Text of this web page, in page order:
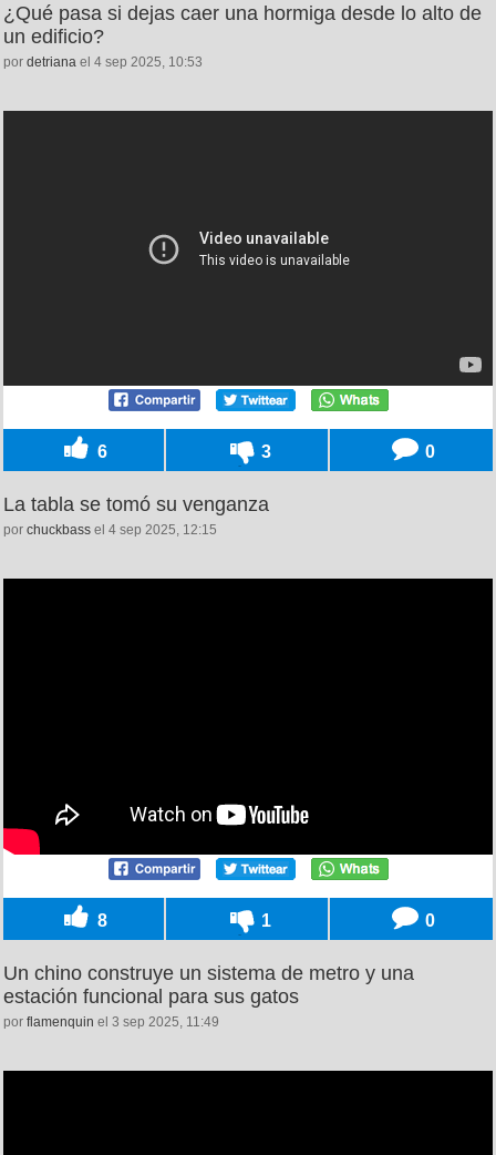
¿Qué pasa si dejas caer una hormiga desde lo alto de
un edificio?
por detriana el 4 sep 2025, 10:53
6 3 0
La tabla se tomó su venganza
por chuckbass el 4 sep 2025, 12:15
8 1 0
Un chino construye un sistema de metro y una
estación funcional para sus gatos
por flamenquin el 3 sep 2025, 11:49